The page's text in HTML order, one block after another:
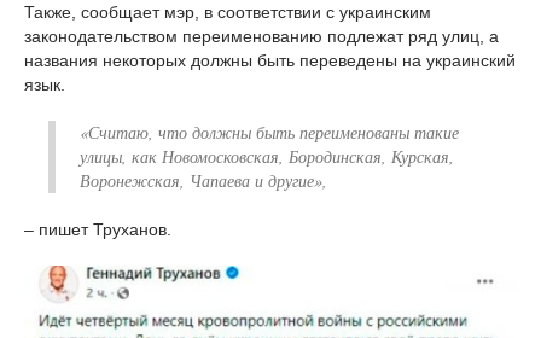
Также, сообщает мэр, в соответствии с украинским
законодательством переименованию подлежат ряд улиц, а
названия некоторых должны быть переведены на украинский
язык.
«Считаю, что должны быть переименованы такие
улицы, как Новомосковская, Бородинская, Курская,
Воронежская, Чапаева и другие»,
– пишет Труханов.